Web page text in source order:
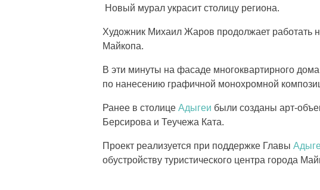
Новый мурал украсит столицу региона.
Художник Михаил Жаров продолжает работать
Майкопа.
В эти минуты на фасаде многоквартирного
по нанесению графичной монохромной
Ранее в столице Адыгеи были созданы арт-
Берсирова и Теучежа Ката.
Проект реализуется при поддержке Главы
обустройству туристического центра города